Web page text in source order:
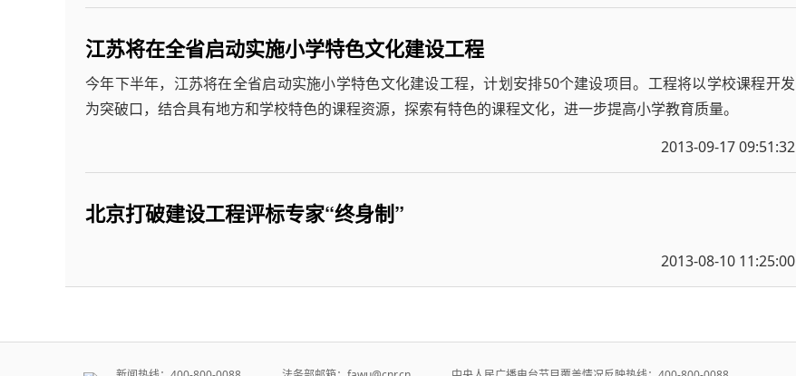
江苏将在全省启动实施小学特色文化建设工程
今年下半年，江苏将在全省启动实施小学特色文化建设工程，计划安排50个建设项目。工程将以学校课程开发
为突破口，结合具有地方和学校特色的课程资源，探索有特色的课程文化，进一步提高小学教育质量。
2013-09-17 09:51:32
北京打破建设工程评标专家“终身制”
2013-08-10 11:25:00